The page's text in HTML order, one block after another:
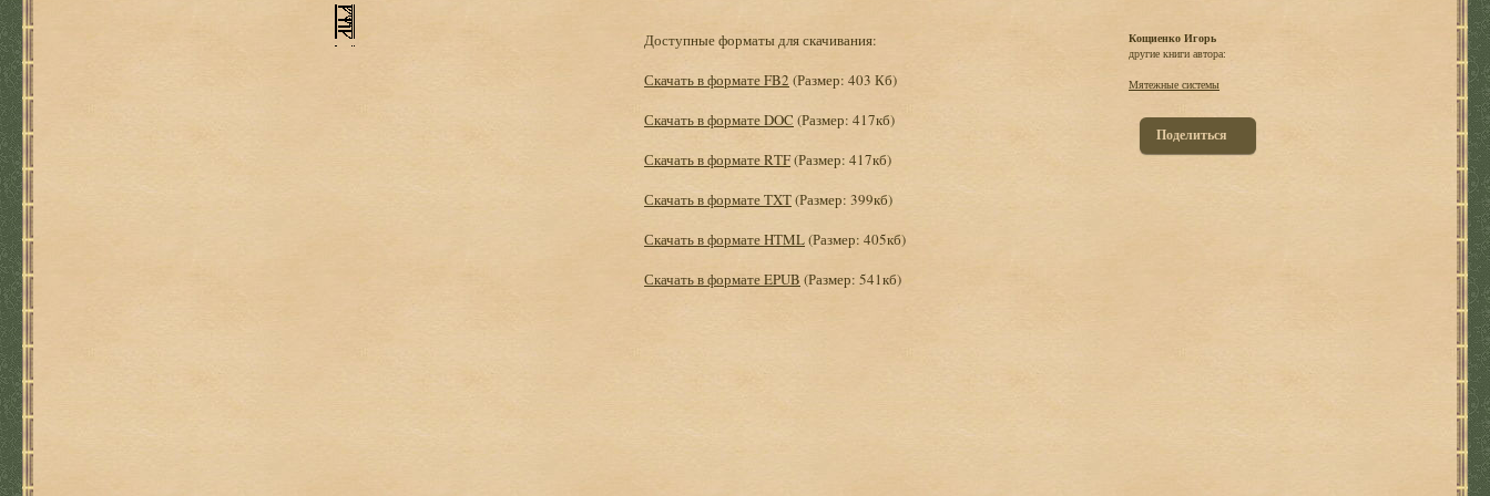
Доступные форматы для скачивания:
Скачать в формате FB2 (Размер: 403 Кб)
Скачать в формате DOC (Размер: 417кб)
Скачать в формате RTF(Размер: 417кб)
Скачать в формате TXT(Размер: 399кб)
Скачать в формате HTML(Размер: 405кб)
Скачать в формате EPUB (Размер: 541кб)
Кощиенко Игорь
другие книги автора:
Мятежные системы
Поделиться